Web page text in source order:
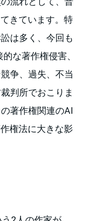
きています。特
は多く、今回も
な著作権侵害、
争、過失、不当
判所でおこりま
著作権関連のAI
権法に大きな影